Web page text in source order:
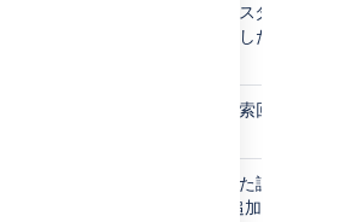
Jira インスタンス起動
後に作成した課題リン
課題の検索回数。
更新された課題の回数
(情報の追加または変